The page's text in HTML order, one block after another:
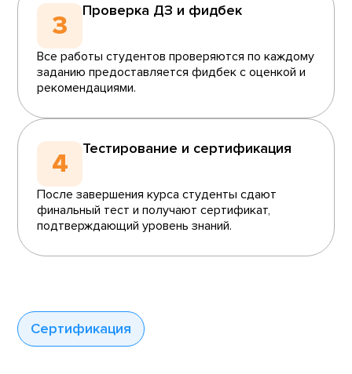
3 Проверка ДЗ и фидбек
Все работы студентов проверяются по каждому
заданию предоставляется фидбек с оценкой и
рекомендациями.
4 Тестирование и сертификация
После завершения курса студенты сдают
финальный тест и получают сертификат,
подтверждающий уровень знаний.
Сертификация